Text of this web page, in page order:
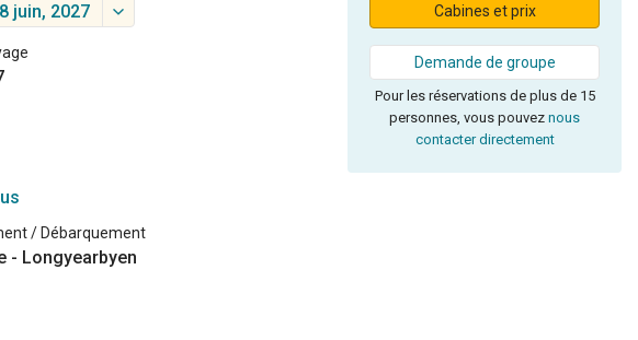
juin, 2027
/ Débarquement
- Longyearbyen
Cabines et prix
Demande de groupe
Pour les réservations de plus de 15
personnes, vous pouvez nous
contacter directement